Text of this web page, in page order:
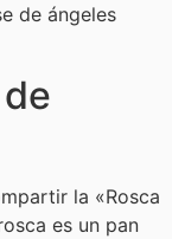
de ángeles
la «Rosca
es un pan